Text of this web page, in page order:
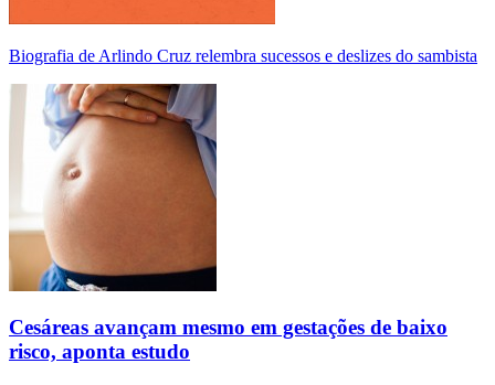
Biografia de Arlindo Cruz relembra sucessos e deslizes do sambista
Cesáreas avançam mesmo em gestações de baixo
risco, aponta estudo